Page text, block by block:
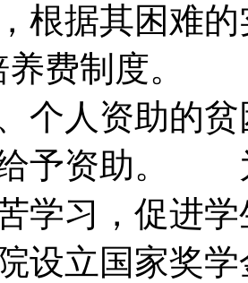
根据其困难
养费制度。
个人资助的
予资助。
苦学习，促进
设立国家奖